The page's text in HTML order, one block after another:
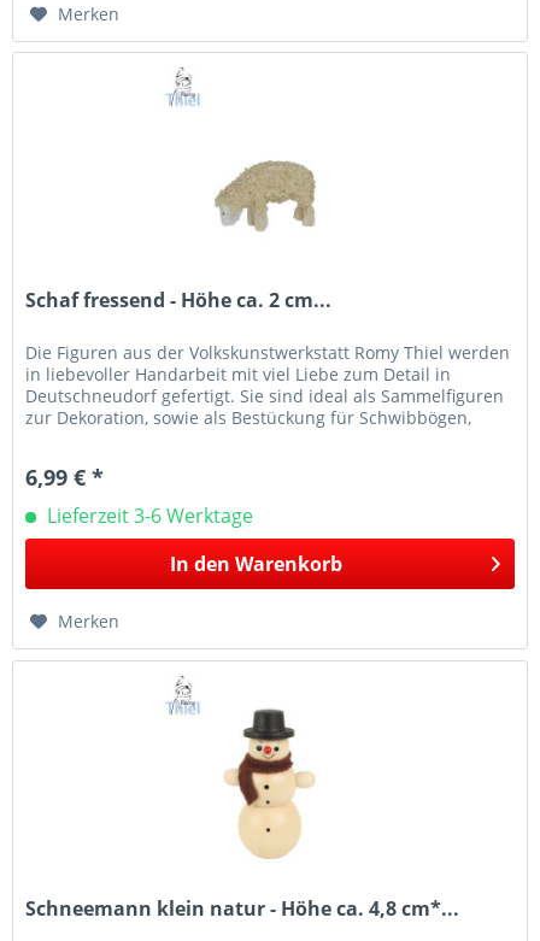
Merken
Schaf fressend - Höhe ca. 2 cm...
Die Figuren aus der Volkskunstwerkstatt Romy Thiel werden
in liebevoller Handarbeit mit viel Liebe zum Detail in
Deutschneudorf gefertigt. Sie sind ideal als Sammelfiguren
zur Dekoration, sowie als Bestückung für Schwibbögen,
6,99 € *
Lieferzeit 3-6 Werktage
In den Warenkorb
Merken
Schneemann klein natur - Höhe ca. 4,8 cm*...